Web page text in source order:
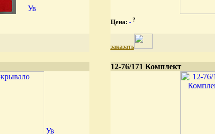
Цена: - ?
заказать
12-76/171 Комплект